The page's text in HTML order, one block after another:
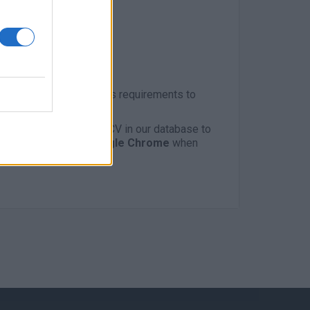
who meet the profile’s requirements to
and register your CV in our database to
to
use Google Chrome when